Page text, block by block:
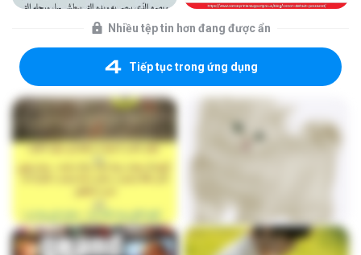
Nhiều tệp tin hơn đang được ẩn
Tiếp tục trong ứng dụng